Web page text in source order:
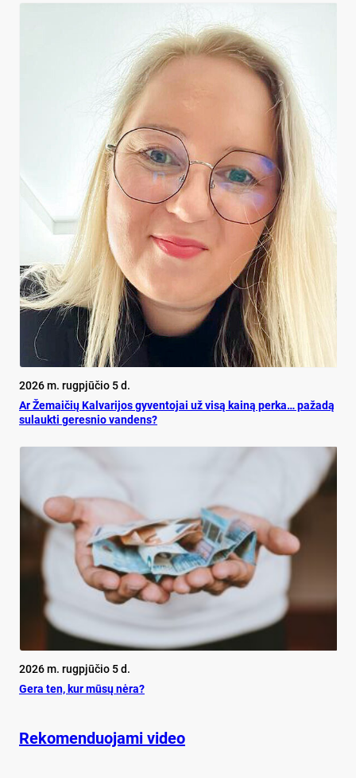
2026 m. rugpjūčio 5 d.
Ar Že­mai­čių Kal­va­ri­jos gy­ven­to­jai už vi­są kai­ną per­ka… pa­ža­dą
su­lauk­ti ge­res­nio van­dens?
2026 m. rugpjūčio 5 d.
Ge­ra ten, kur mū­sų nė­ra?
Rekomenduojami video